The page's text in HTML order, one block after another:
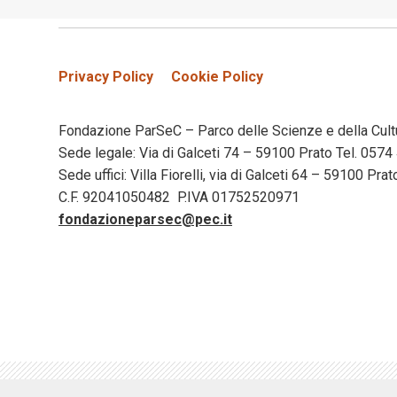
Privacy Policy Cookie Policy
Fondazione ParSeC – Parco delle Scienze e della
Sede legale: Via di Galceti 74 – 59100 Prato Tel.
Sede uffici: Villa Fiorelli, via di Galceti 64 – 59100
C.F. 92041050482 P.IVA 01752520971
fondazioneparsec@pec.it